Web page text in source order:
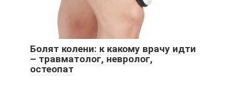
Болят колени: к какому врачу идти
– травматолог, невролог,
остеопат